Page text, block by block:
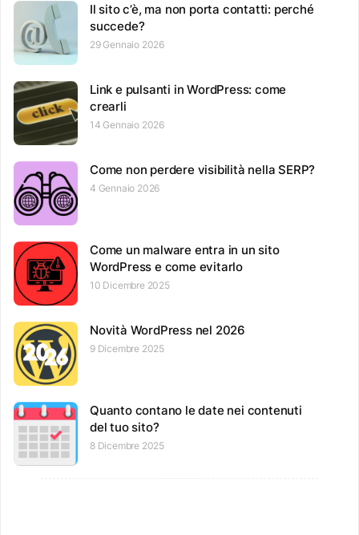
Il sito c’è, ma non porta contatti: perché
succede?
29 Gennaio 2026
Link e pulsanti in WordPress: come
crearli
14 Gennaio 2026
Come non perdere visibilità nella SERP?
4 Gennaio 2026
Come un malware entra in un sito
WordPress e come evitarlo
10 Dicembre 2025
Novità WordPress nel 2026
9 Dicembre 2025
Quanto contano le date nei contenuti
del tuo sito?
8 Dicembre 2025